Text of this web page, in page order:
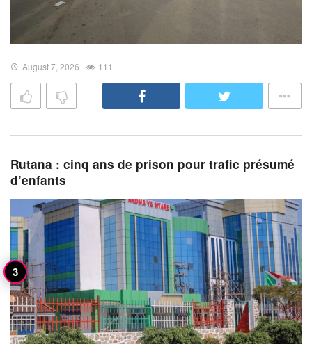
August 7, 2026 111
Rutana : cinq ans de prison pour trafic présumé
d’enfants